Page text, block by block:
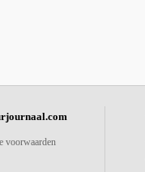
voorwaarden